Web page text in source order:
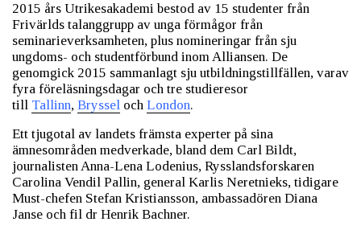
2015 års Utrikesakademi bestod av 15 studenter från
Frivärlds talanggrupp av unga förmågor från
seminarieverksamheten, plus nomineringar från sju
ungdoms- och studentförbund inom Alliansen. De
genomgick 2015 sammanlagt sju utbildningstillfällen, varav
fyra föreläsningsdagar och tre studieresor
till Tallinn, Bryssel och London.
Ett tjugotal av landets främsta experter på sina
ämnesområden med­verkade, bland dem Carl Bildt,
journalisten Anna-Lena Lodenius, Rysslandsforskaren
Carolina Vendil Pallin, general Karlis Neretnieks, tidigare
Must-chefen Stefan Kristiansson, ambassadören Diana
Janse och fil dr Henrik Bachner.